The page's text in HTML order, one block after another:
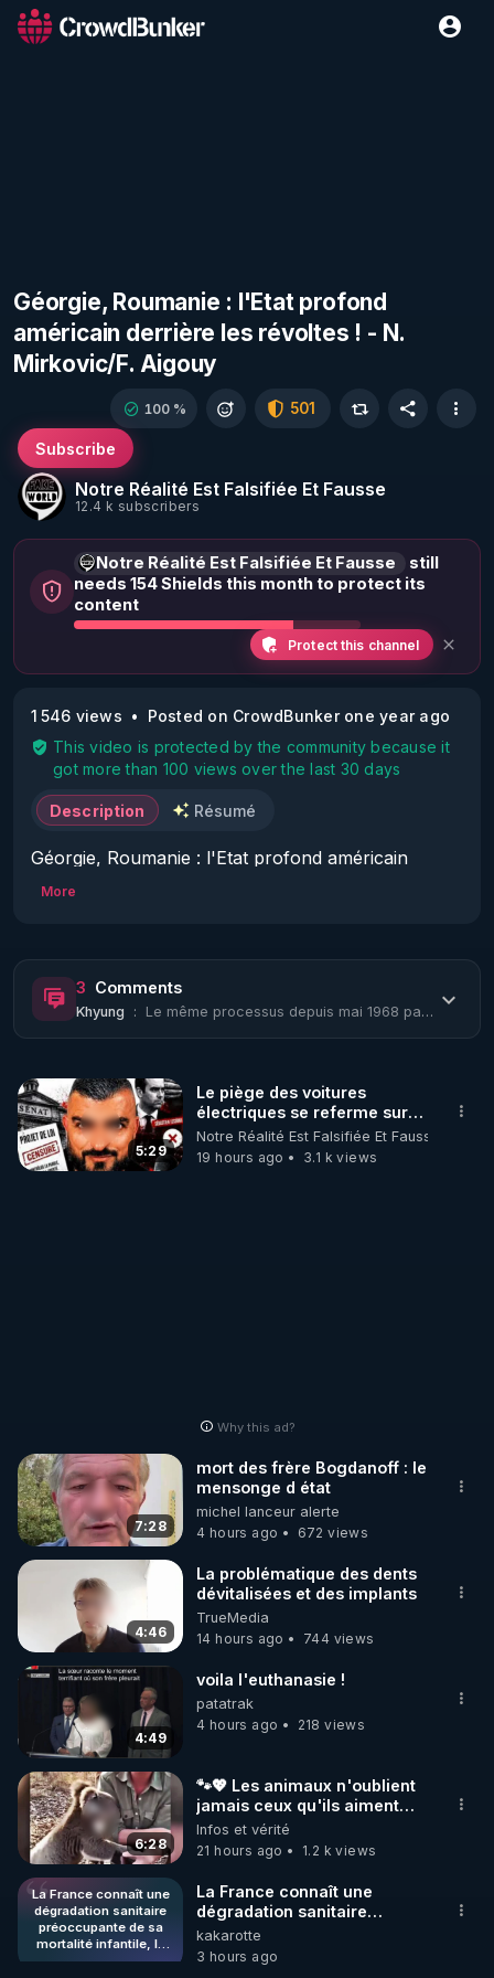
Géorgie, Roumanie : l'Etat profond
américain derrière les révoltes ! - N.
Mirkovic/F. Aigouy
Notre Réalité Est Falsifiée Et Fausse
12.4 k subscribers
Subscribe
100 % 501
Notre Réalité Est Falsifiée Et Fausse
still
needs 154 Shields this month to protect its
content
Protect this channel
1 546 views
Posted on CrowdBunker one year ago
This video is protected by the community because it
got more than 100 views over the last 30 days
Description Résumé
Géorgie, Roumanie : l'Etat profond américain
derrière les révoltes ! - N. Mirkovic/F. Aigouy
More
3 Comments
Khyung : Le même processus depuis mai 1968 partout dans le monde .
5:29
Le piège des voitures
électriques se referme sur
les usagers !
Notre Réalité Est Falsifiée Et Fausse
19 hours ago
3.1 k views
Why this ad?
7:28
mort des frère Bogdanoff : le
mensonge d état
michel lanceur alerte
4 hours ago
672 views
4:46
La problématique des dents
dévitalisées et des implants
TrueMedia
14 hours ago
744 views
4:49
voila l'euthanasie !
patatrak
4 hours ago
218 views
6:28
🐾💖 Les animaux n'oublient
jamais ceux qu'ils aiment…
🥹❤️
Infos et vérité
21 hours ago
1.2 k views
La France connaît une
dégradation sanitaire
préoccupante de sa
mortalité infantile, la
faisant chuter à la
La France connaît une
dégradation sanitaire
préoccupante de sa
mortalité infantile, la faisant
chuter à la 23ème place sur
kakarotte
3 hours ago